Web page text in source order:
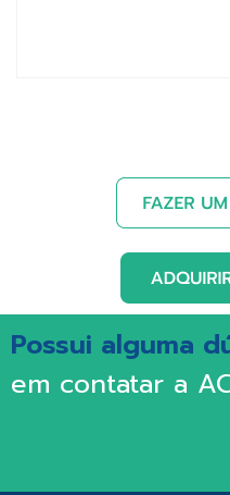
Possui alguma
em contatar a